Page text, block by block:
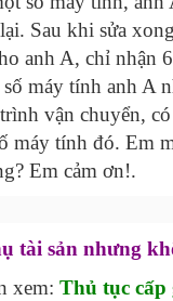
Sau khi sửa
anh A, chỉ nhận
máy tính anh A
vận chuyển,
máy tính đó. Em
Em cảm ơn!.
tài sản nhưng
xem: Thủ tục cấp